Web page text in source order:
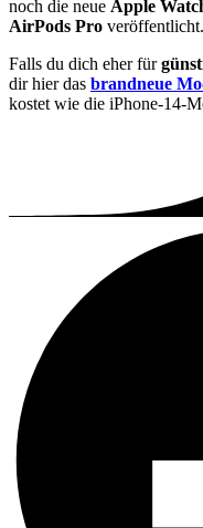
noch die neue Apple
AirPods Pro veröffentlicht.
Falls du dich eher für
dir hier das brandneue
kostet wie die iPhone-14-